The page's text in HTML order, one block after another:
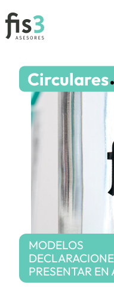
Search
for:
Circulares
PRESENTAR EN